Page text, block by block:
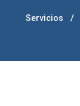
Servicios